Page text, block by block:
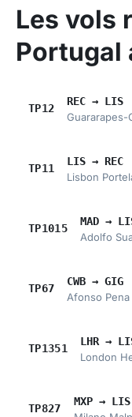
Les vols
Portugal
TP12
REC → LIS
TP11
LIS → REC
TP1015
MAD →
TP67
CWB → GIG
TP1351
LHR →
TP827
MXP → LIS